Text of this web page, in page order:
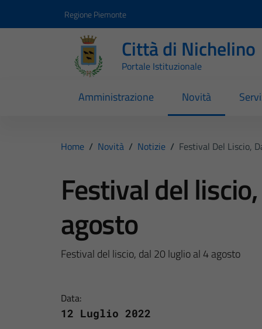
Regione Piemonte
Città di Nichelino
Portale Istituzionale
Amministrazione Novità
Home / Novità / Notizie / Festival Del Liscio,
Festival del
agosto
Festival del liscio, dal 20 luglio al 4 agosto
Data:
12 Luglio 2022